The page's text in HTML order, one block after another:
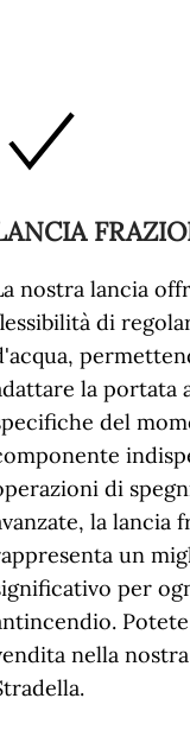
nostra lancia
di
la portata
del
di
la lancia
un
per
nella